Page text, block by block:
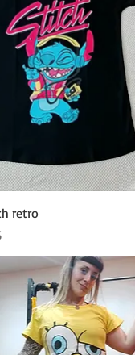
Vista rápida
retro